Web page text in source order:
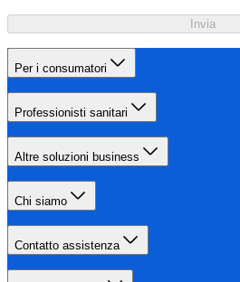
Invia
Per i consumatori
Professionisti sanitari
Altre soluzioni business
Chi siamo
Contatto assistenza